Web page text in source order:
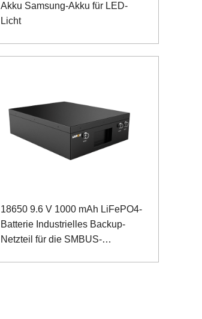
Akku Samsung-Akku für LED-
Licht
18650 9.6 V 1000 mAh LiFePO4-
Batterie Industrielles Backup-
Netzteil für die SMBUS-